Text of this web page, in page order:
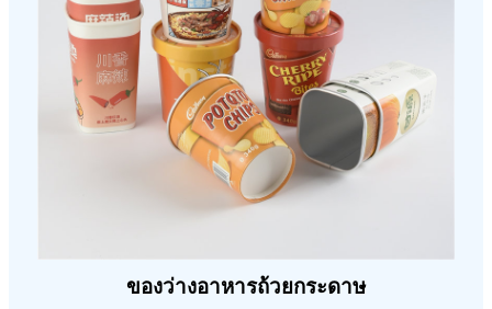
ของว่างอาหารถ้วยกระดาษ